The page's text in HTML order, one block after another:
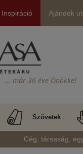
Inspiráció Ajándék
… már 36 éve Önökkel
Szövetek
Cég, társaság,